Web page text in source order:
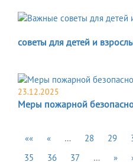
советы для детей и
23.12.2025
Меры пожарной
«« « … 28 29
35
36 37 … »